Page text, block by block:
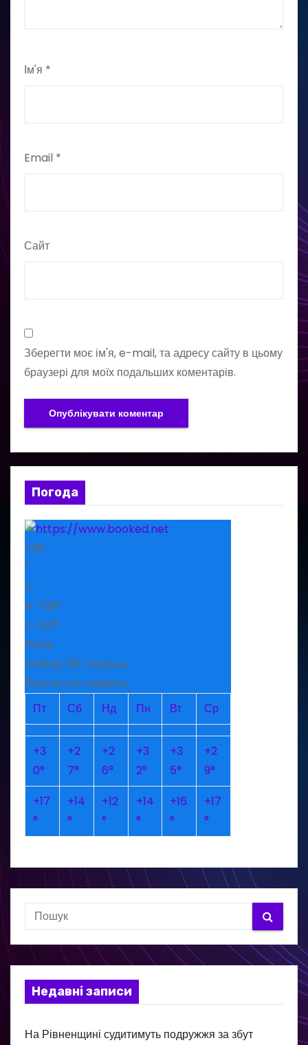
Ім'я *
Email *
Сайт
Зберегти моє ім'я, e-mail, та адресу сайту в цьому
браузері для моїх подальших коментарів.
Погода
+38
°
C
H: +39°
L: +23°
Рівне
Четвер, 06 Серпень
Прогноз на тиждень
Пт
Сб Нд Пн Вт Ср
+3
0°
+2
7°
+2
6°
+3
2°
+3
5°
+2
9°
+17
°
+14
°
+12
°
+14
°
+16
°
+17
°
Недавні записи
На Рівненщині судитимуть подружжя за збут